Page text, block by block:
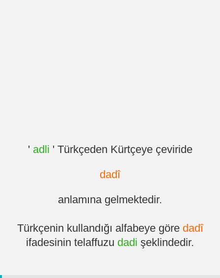
' adli ' Türkçeden Kürtçeye çeviride
dadî
anlamına gelmektedir.
Türkçenin kullandığı alfabeye göre dadî
ifadesinin telaffuzu dadi şeklindedir.